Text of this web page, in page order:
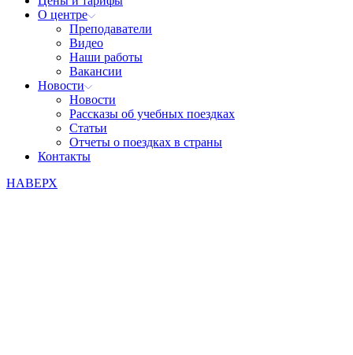
О центре
Преподаватели
Видео
Наши работы
Вакансии
Новости
Новости
Рассказы об учебных поездках
Статьи
Отчеты о поездках в страны
Контакты
НАВЕРХ